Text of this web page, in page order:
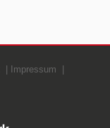
Impressum